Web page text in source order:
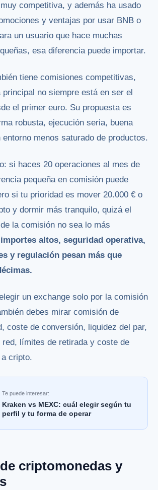
competitiva, y además ha usado
y ventajas por usar BNB o
un usuario que hace muchas
esa diferencia puede importar.
tiene comisiones competitivas,
principal no siempre está en ser el
el primer euro. Su propuesta es
robusta, ejecución seria, buena
entorno menos saturado de productos.
si haces 20 operaciones al mes de
pequeña en comisión puede
si tu prioridad es mover 20.000 € o
y dormir más tranquilo, quizá el
la comisión no sea lo más
importes altos, seguridad operativa,
y regulación pesan más que
un exchange solo por la comisión
debes mirar comisión de
coste de conversión, liquidez del par,
límites de retirada y coste de
cripto.
Te puede interesar:
Kraken vs MEXC: cuál elegir según tu
perfil y tu forma de operar
criptomonedas y